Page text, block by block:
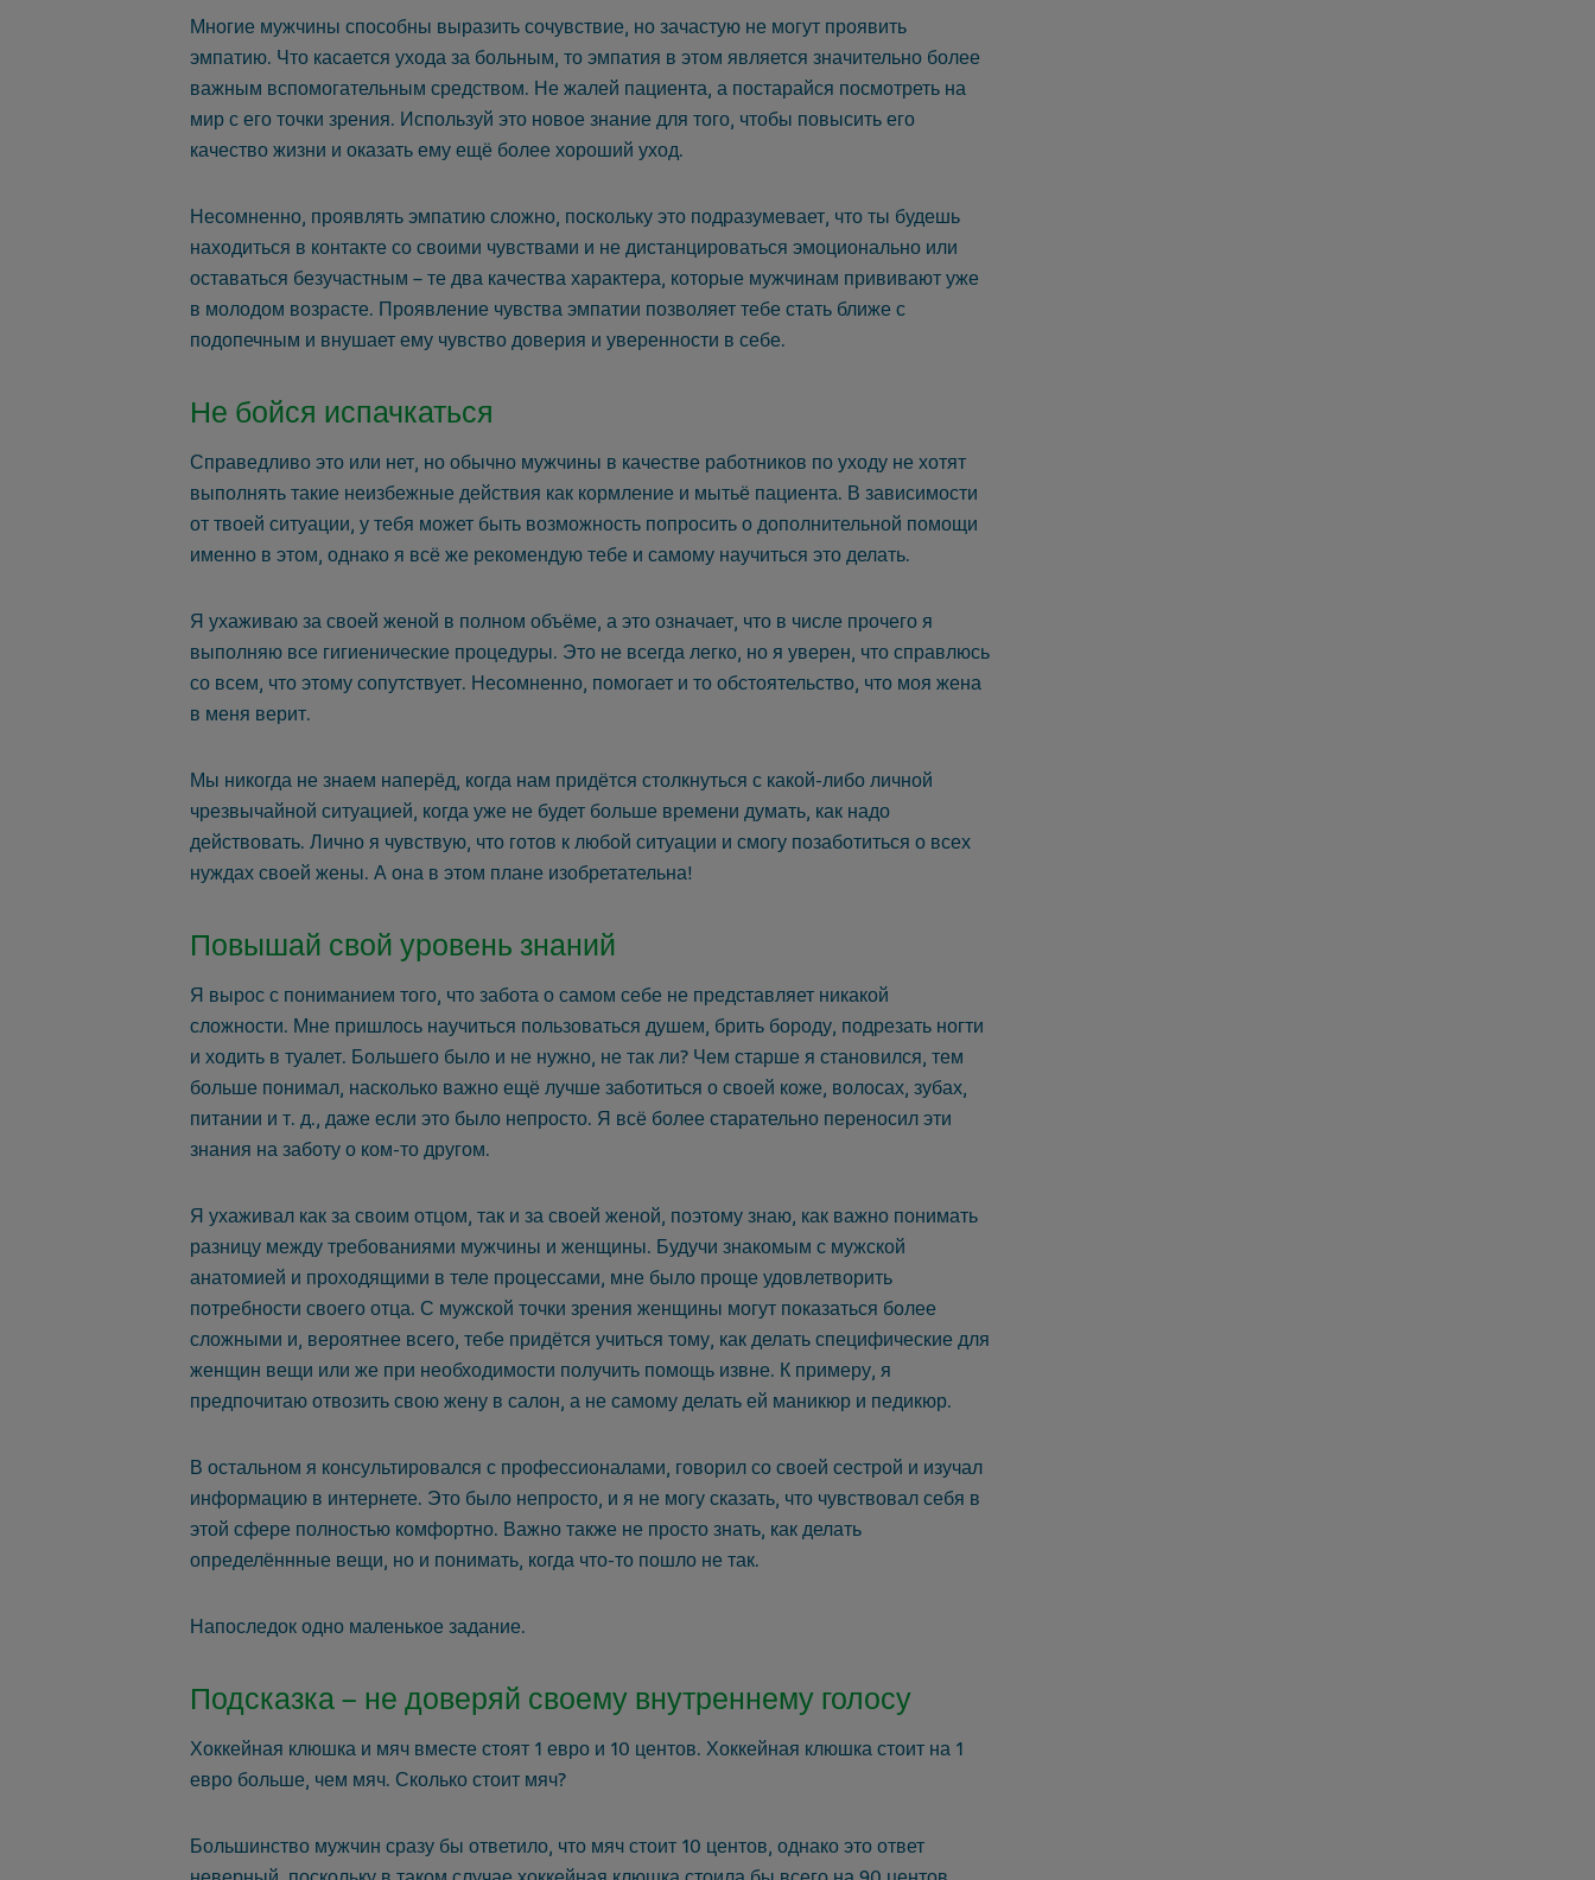
Многие мужчины способны выразить сочувствие, но зачастую не могут проявить
эмпатию. Что касается ухода за больным, то эмпатия в этом является значительно более
важным вспомогательным средством. Не жалей пациента, а постарайся посмотреть на
мир с его точки зрения. Используй это новое знание для того, чтобы повысить его
качество жизни и оказать ему ещё более хороший уход.
Несомненно, проявлять эмпатию сложно, поскольку это подразумевает, что ты будешь
находиться в контакте со своими чувствами и не дистанцироваться эмоционально или
оставаться безучастным – те два качества характера, которые мужчинам прививают уже
в молодом возрасте. Проявление чувства эмпатии позволяет тебе стать ближе с
подопечным и внушает ему чувство доверия и уверенности в себе.
Не бойся испачкаться
Справедливо это или нет, но обычно мужчины в качестве работников по уходу не хотят
выполнять такие неизбежные действия как кормление и мытьё пациента. В зависимости
от твоей ситуации, у тебя может быть возможность попросить о дополнительной помощи
именно в этом, однако я всё же рекомендую тебе и самому научиться это делать.
Я ухаживаю за своей женой в полном объёме, а это означает, что в числе прочего я
выполняю все гигиенические процедуры. Это не всегда легко, но я уверен, что справлюсь
со всем, что этому сопутствует. Несомненно, помогает и то обстоятельство, что моя жена
в меня верит.
Мы никогда не знаем наперёд, когда нам придётся столкнуться с какой-либо личной
чрезвычайной ситуацией, когда уже не будет больше времени думать, как надо
действовать. Лично я чувствую, что готов к любой ситуации и смогу позаботиться о всех
нуждах своей жены. А она в этом плане изобретательна!
Повышай свой уровень знаний
Я вырос с пониманием того, что забота о самом себе не представляет никакой
сложности. Мне пришлось научиться пользоваться душем, брить бороду, подрезать ногти
и ходить в туалет. Большего было и не нужно, не так ли? Чем старше я становился, тем
больше понимал, насколько важно ещё лучше заботиться о своей коже, волосах, зубах,
питании и т. д., даже если это было непросто. Я всё более старательно переносил эти
знания на заботу о ком-то другом.
Я ухаживал как за своим отцом, так и за своей женой, поэтому знаю, как важно понимать
разницу между требованиями мужчины и женщины. Будучи знакомым с мужской
анатомией и проходящими в теле процессами, мне было проще удовлетворить
потребности своего отца. С мужской точки зрения женщины могут показаться более
сложными и, вероятнее всего, тебе придётся учиться тому, как делать специфические для
женщин вещи или же при необходимости получить помощь извне. К примеру, я
предпочитаю отвозить свою жену в салон, а не самому делать ей маникюр и педикюр.
В остальном я консультировался с профессионалами, говорил со своей сестрой и изучал
информацию в интернете. Это было непросто, и я не могу сказать, что чувствовал себя в
этой сфере полностью комфортно. Важно также не просто знать, как делать
определённные вещи, но и понимать, когда что-то пошло не так.
Напоследок одно маленькое задание.
Подсказка – не доверяй своему внутреннему голосу
Хоккейная клюшка и мяч вместе стоят 1 евро и 10 центов. Хоккейная клюшка стоит на 1
евро больше, чем мяч. Сколько стоит мяч?
Большинство мужчин сразу бы ответило, что мяч стоит 10 центов, однако это ответ